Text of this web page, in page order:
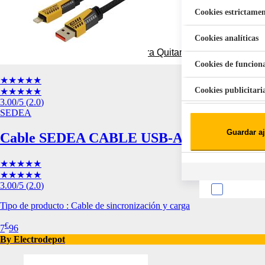
Aspiradora Quitamanchas 450W
★★★★★
★★★★★
3.00/5 (2.0)
SEDEA
Cable SEDEA CABLE USB-A/USB-C
★★★★★
★★★★★
3.00/5 (2.0)
Tipo de producto : Cable de sincronización y carga
7€96
By Electrodepot
Cookies
Cookies analíticas
Cookies de
Cookies
Sobre la
Guardar